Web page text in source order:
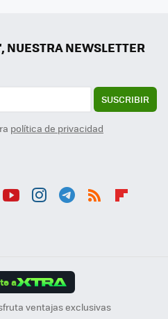
NEWSLETTER
SUSCRIBIR
política de privacidad
a
ventajas exclusivas